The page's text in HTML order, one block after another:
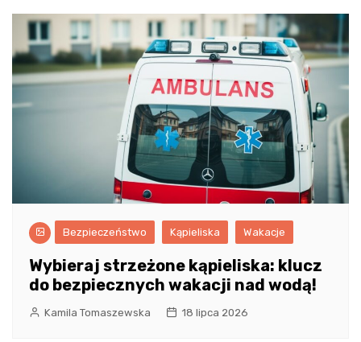
Bezpieczeństwo Kąpieliska Wakacje
Wybieraj strzeżone kąpieliska: klucz
do bezpiecznych wakacji nad wodą!
Kamila Tomaszewska 18 lipca 2026